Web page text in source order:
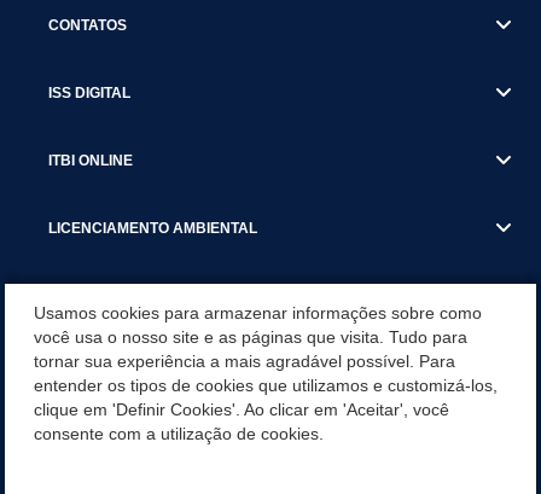
CONTATOS
ISS DIGITAL
ITBI ONLINE
LICENCIAMENTO AMBIENTAL
SERVIÇOS
SERVIÇOS DO DEPARTAMENTO DE RECEITA MUNICIPAL
Usamos cookies para armazenar informações sobre como
você usa o nosso site e as páginas que visita. Tudo para
tornar sua experiência a mais agradável possível. Para
entender os tipos de cookies que utilizamos e customizá-los,
clique em 'Definir Cookies'. Ao clicar em 'Aceitar', você
consente com a utilização de cookies.